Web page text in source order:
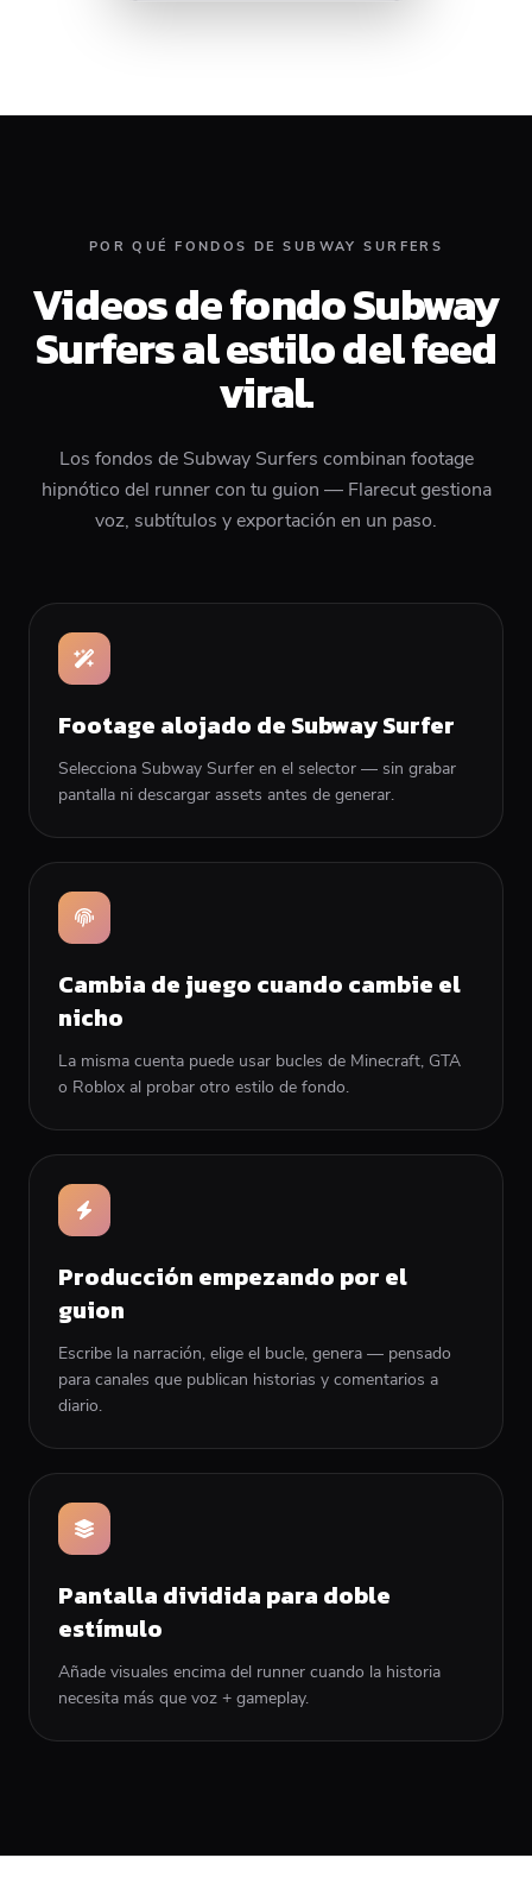
POR QUÉ FONDOS DE SUBWAY SURFERS
Videos de fondo Subway
Surfers al estilo del feed
viral.
Los fondos de Subway Surfers combinan footage
hipnótico del runner con tu guion — Flarecut gestiona
voz, subtítulos y exportación en un paso.
Footage alojado de Subway Surfer
Selecciona Subway Surfer en el selector — sin grabar
pantalla ni descargar assets antes de generar.
Cambia de juego cuando cambie el
nicho
La misma cuenta puede usar bucles de Minecraft, GTA
o Roblox al probar otro estilo de fondo.
Producción empezando por el
guion
Escribe la narración, elige el bucle, genera — pensado
para canales que publican historias y comentarios a
diario.
Pantalla dividida para doble
estímulo
Añade visuales encima del runner cuando la historia
necesita más que voz + gameplay.